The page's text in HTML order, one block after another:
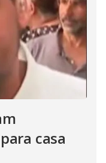
casa